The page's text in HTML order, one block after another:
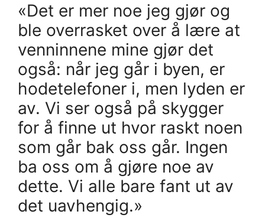
«Det er mer noe jeg gjør og
ble overrasket over å lære at
venninnene mine gjør det
også: når jeg går i byen, er
hodetelefoner i, men lyden er
av. Vi ser også på skygger
for å finne ut hvor raskt noen
som går bak oss går. Ingen
ba oss om å gjøre noe av
dette. Vi alle bare fant ut av
det uavhengig.»